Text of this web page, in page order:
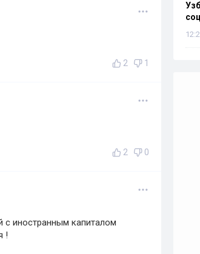
2 1
2 0
с иностранным капиталом
!